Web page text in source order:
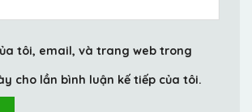
tôi, email, và trang web trong
cho lần bình luận kế tiếp của tôi.